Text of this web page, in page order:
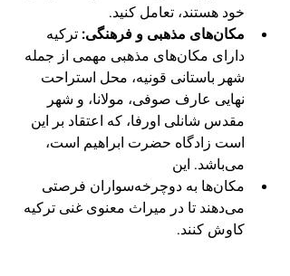
خود هستند، تعامل کنید.
مکان‌های مذهبی و فرهنگی:
ترکیه
دارای مکان‌های مذهبی مهمی از جمله
شهر باستانی قونیه، محل استراحت
نهایی عارف صوفی، مولانا، و شهر
مقدس شانلی اورفا، که اعتقاد بر این
است زادگاه حضرت ابراهیم است،
می‌باشد. این
مکان‌ها به دوچرخه‌سواران فرصتی
می‌دهند تا در میراث معنوی غنی ترکیه
کاوش کنند.